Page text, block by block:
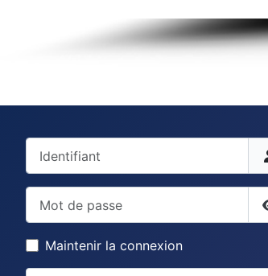
Maintenir la connexion